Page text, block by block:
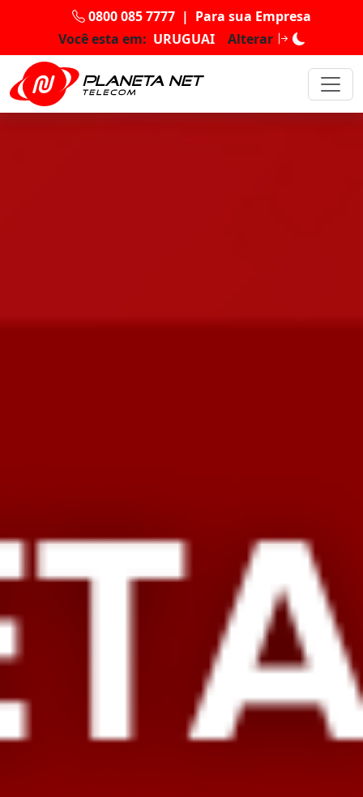
0800 085 7777 | Para sua Empresa
Você esta em: URUGUAI Alterar